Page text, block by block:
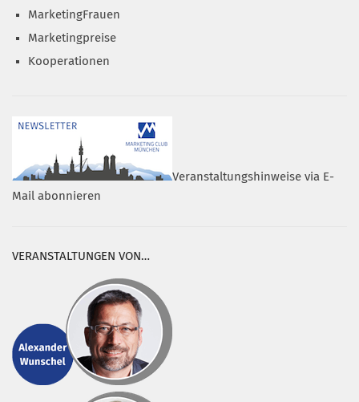
MarketingFrauen
Marketingpreise
Kooperationen
Veranstaltungshinweise via E-
Mail abonnieren
VERANSTALTUNGEN VON…